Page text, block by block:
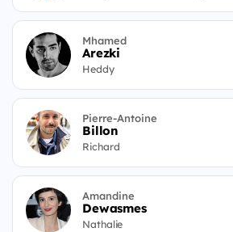
Mhamed
Arezki
Heddy
Pierre-Antoine
Billon
Richard
Amandine
Dewasmes
Nathalie